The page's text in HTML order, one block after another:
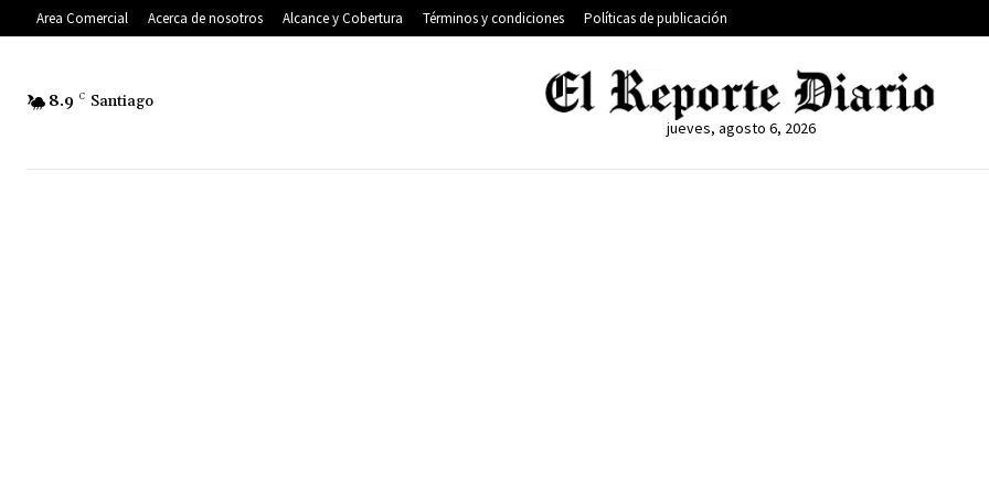
Area Comercial Acerca de nosotros Alcance y Cobertura Términos y condiciones Políticas de publicación
8.9 C Santiago
jueves, agosto 6, 2026